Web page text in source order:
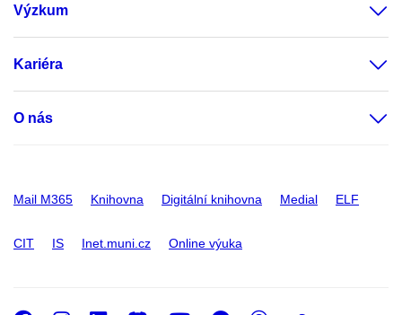
Výzkum
Kariéra
O nás
Mail M365 Knihovna Digitální knihovna Medial ELF
CIT IS Inet.muni.cz Online výuka